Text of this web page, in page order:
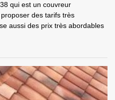
qui est un couvreur
des tarifs très
aussi des prix très abordables